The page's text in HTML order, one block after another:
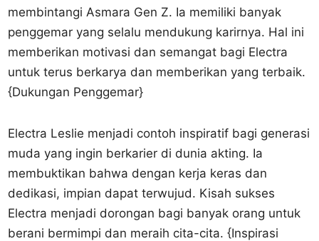
membintangi Asmara Gen Z. Ia memiliki banyak
penggemar yang selalu mendukung karirnya. Hal ini
memberikan motivasi dan semangat bagi Electra
untuk terus berkarya dan memberikan yang terbaik.
{Dukungan Penggemar}
Electra Leslie menjadi contoh inspiratif bagi generasi
muda yang ingin berkarier di dunia akting. Ia
membuktikan bahwa dengan kerja keras dan
dedikasi, impian dapat terwujud. Kisah sukses
Electra menjadi dorongan bagi banyak orang untuk
berani bermimpi dan meraih cita-cita. {Inspirasi